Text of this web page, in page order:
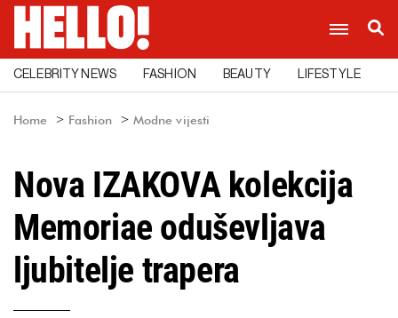
CELEBRITY NEWS FASHION BEAUTY LIFESTYLE
Home Fashion Modne vijesti
Nova IZAKOVA kolekcija
Memoriae oduševljava
ljubitelje trapera